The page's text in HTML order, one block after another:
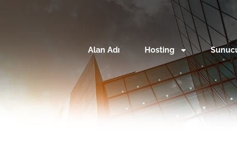
Alan Adı Hosting